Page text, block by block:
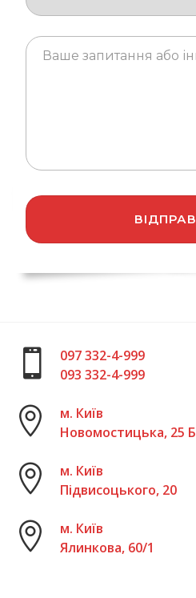
097 332-4-999
093 332-4-999
м. Київ
Новомостицька, 25 Б
м. Київ
Підвисоцького, 20
м. Київ
Ялинкова, 60/1